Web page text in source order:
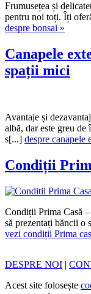
Frumusețea și
pentru noi toți. Îți
despre bonsai »
Canapele
spații mici
Avantaje și
albă, dar este greu
s[...] despre canapele
Condiții
Condiții Prima Casă
să prezentați băncii o
vezi condiții Prima
DESPRE NOI |
Acest site folosește